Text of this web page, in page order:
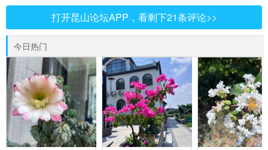
打开昆山论坛APP，看剩下21条评论>>
今日热门